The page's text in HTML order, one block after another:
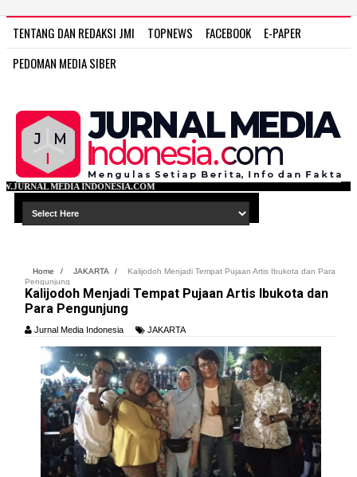
TENTANG DAN REDAKSI JMI TOPNEWS FACEBOOK
E-PAPER
PEDOMAN MEDIA SIBER
Home / JAKARTA /
Kalijodoh Menjadi Tempat Pujaan Artis Ibukota dan Para
Pengunjung
Kalijodoh Menjadi Tempat Pujaan Artis Ibukota dan
Para Pengunjung
Jurnal Media Indonesia JAKARTA